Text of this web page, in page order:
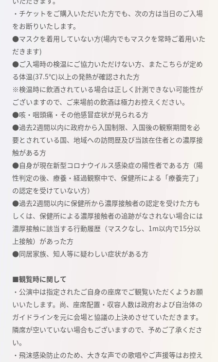
・チケットをご購入いただいた方でも、次の方は当日のご入場
をお断りいたします。
●マスクを着用していない方(場内でもマスクを常時ご着用いた
だきます)
●ご入場時の検温にご協力いただけない方、またこちらが定め
る体温(37.5℃)以上の発熱が確認された方
※検温時に飲酒されている場合は正しく計測できない可能性が
ございますので、ご来場前の飲酒は極力お控えください。
●咳・咽頭痛・その他感冒症状が見られる方
●過去2週間以内に政府から入国制限、入国後の観察期間を必
要とされている国、地域への訪問歴及び当該在住者との濃厚接
触がある方
●自身が現在新型コロナウイルス感染症の陽性者である方（陽
性判定の後、療養・経過観察中で、保健所による「療養完了」
の認定を受けていない方）
●過去2週間以内に保健所から濃厚接触者の認定を受けた方も
しくは、保健所による濃厚接触者の追跡がなされない場合には
濃厚接触に該当する行動履歴（マスクなし、1m以内で15分以
上接触）があった方
●同居家族、知人等に疑わしい症状がある方
■観覧時に関して
・公演中は指定されたご自身の座席でご観覧いただくようお願
いいたします。尚、座席配置・収容人数は政府および自治体の
ガイドラインを元に会場と協議の上決めさせていただきます。
隣席が空いていない場合もございますので、予めご了承くださ
い。
・飛沫感染防止のため、大きな声での歌唱やご声援等はお控え